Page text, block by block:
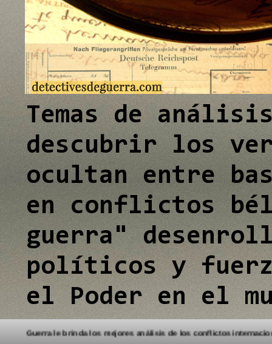
Temas de
descubrir los
ocultan entre
en conflictos
guerra"
políticos y
el Poder en el
a este Blog. Detectives de Guerra le brinda los mejores análisis de